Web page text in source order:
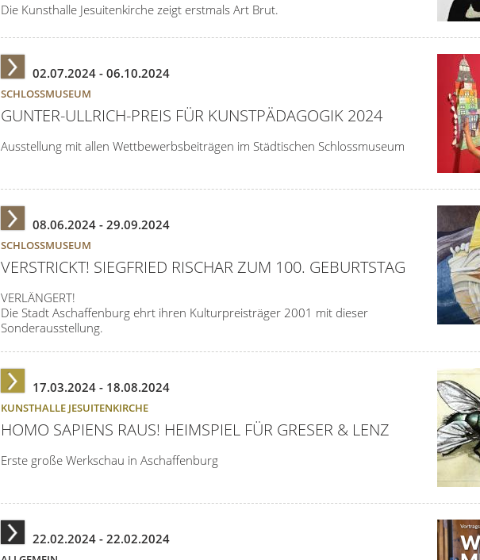
Die Kunsthalle Jesuitenkirche zeigt erstmals Art Brut.
SCHLOSSMUSEUM
02.07.2024 - 06.10.2024
GUNTER-ULLRICH-PREIS FÜR KUNSTPÄDAGOGIK 2024
Ausstellung mit allen Wettbewerbsbeiträgen im Städtischen Schlossmuseum
SCHLOSSMUSEUM
08.06.2024 - 29.09.2024
VERSTRICKT! SIEGFRIED RISCHAR ZUM 100. GEBURTSTAG
VERLÄNGERT!
Die Stadt Aschaffenburg ehrt ihren Kulturpreisträger 2001 mit dieser
Sonderausstellung.
KUNSTHALLE JESUITENKIRCHE
17.03.2024 - 18.08.2024
HOMO SAPIENS RAUS! HEIMSPIEL FÜR GRESER & LENZ
Erste große Werkschau in Aschaffenburg
22.02.2024 - 22.02.2024